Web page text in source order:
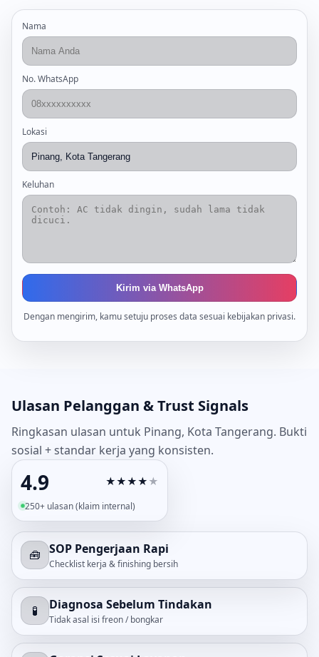
Nama
No. WhatsApp
Lokasi
Keluhan
Kirim via WhatsApp
Dengan mengirim, kamu setuju proses data sesuai kebijakan privasi.
Ulasan Pelanggan & Trust Signals
Ringkasan ulasan untuk Pinang, Kota Tangerang. Bukti
sosial + standar kerja yang konsisten.
4.9 ★★★★ ★
250+ ulasan (klaim internal)
🧰 SOP Pengerjaan Rapi
Checklist kerja & finishing bersih
🧪 Diagnosa Sebelum Tindakan
Tidak asal isi freon / bongkar